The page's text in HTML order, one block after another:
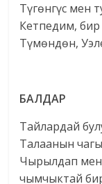
Түгөнгүс мен
Кетпедим,
Түмөндөн,
БАЛДАР
Тайлардай
Талаанын
Чырылдап
чымчыктай